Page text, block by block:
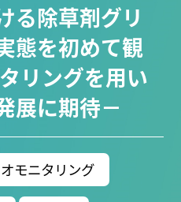
トランスフォーマティ
境学研究科 (67)
宇宙地球
・システム研究所 (61)
機械学習 (31)
高等
用研究センター (24)
未来社会創造機構 (22)
究科 (20)
シロイヌナズ
る除草剤グリ
態を初めて観
リングを用い
展に期待－
モニタリング